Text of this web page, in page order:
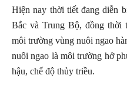
Hiện nay thời tiết đang diễn
Bắc và Trung Bộ, đồng thời
môi trường vùng nuôi ngao
nuôi ngao là môi trường hở
hậu, chế độ thủy triều.